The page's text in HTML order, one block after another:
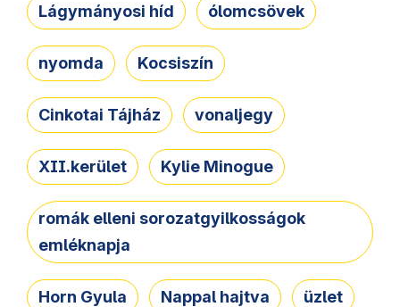
Lágymányosi híd ólomcsövek
nyomda Kocsiszín
Cinkotai Tájház vonaljegy
XII.kerület Kylie Minogue
romák elleni sorozatgyilkosságok
emléknapja
Horn Gyula Nappal hajtva üzlet